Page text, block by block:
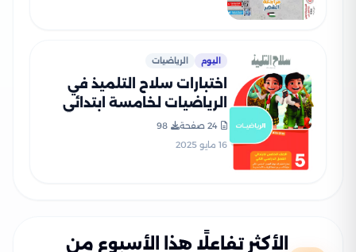
اليوم الرياضيات
اختبارات سلاح التلميذ في
الرياضيات لخامسة ابتدائي
الترم الثاني PDF بالاجابات
24 صفحة
98
16 مايو 2025
الأكثر تفاعلًا هذا الأسبوع من